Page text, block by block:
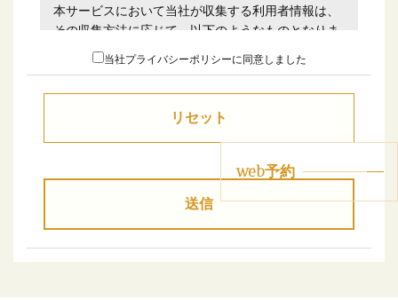
web予約
本サービスにおいて当社が収集する利用者情報は、
その収集方法に応じて、以下のようなものとなりま
(1) ユーザーからご提供いただく情報 本サービスを
ユーザーからご提供いただく情報は以下のとおりで
・氏名、生年月日、性別、職業等プロフィールに関
・クレジットカード情報、銀行口座情報、電子マネ
ー情報等決済手段に関する情報
当社プライバシーポリシーに同意しました
送信